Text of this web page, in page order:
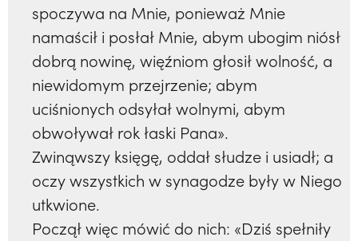
spoczywa na Mnie, ponieważ Mnie
namaścił i posłał Mnie, abym ubogim niósł
dobrą nowinę, więźniom głosił wolność, a
niewidomym przejrzenie; abym
uciśnionych odsyłał wolnymi, abym
obwoływał rok łaski Pana».
Zwinąwszy księgę, oddał słudze i usiadł; a
oczy wszystkich w synagodze były w Niego
utkwione.
Począł więc mówić do nich: «Dziś spełniły